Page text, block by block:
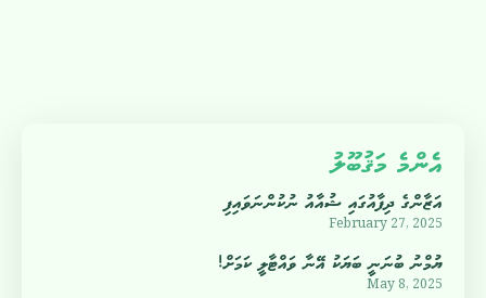
އެންމެ މަޤުބޫލު
އަޒާންގެ ދިފާއުގައި ޝުއާއު ނުކުންނަވައިފި
February 27, 2025
ޔުމްނު ބުނަނީ ބަޔަކު އޭނާ ވައްޓާލީ ކަމަށް!
May 8, 2025